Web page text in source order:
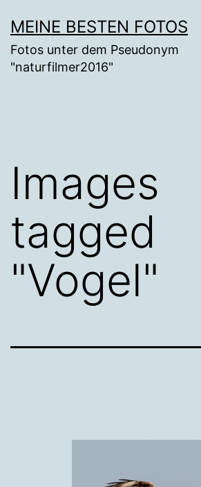
Inhalt
springen
MEINE BESTEN FOTOS
Fotos unter dem Pseudonym
"naturfilmer2016"
Images
tagged
"Vogel"